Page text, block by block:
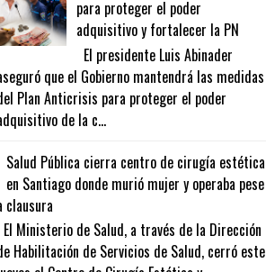
para proteger el poder
adquisitivo y fortalecer la PN
El presidente Luis Abinader
que el Gobierno mantendrá las medidas
Plan Anticrisis para proteger el poder
de la c...
Salud Pública cierra centro de cirugía estética
en Santiago donde murió mujer y operaba pese
clausura
Ministerio de Salud, a través de la Dirección
Habilitación de Servicios de Salud, cerró este